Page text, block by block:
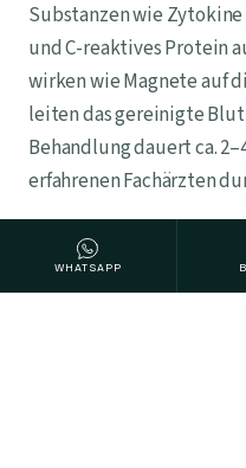
Substanzen wie
und C-reaktives Protein
wirken wie Magnete auf
leiten das gereinigte
Behandlung dauert ca.
erfahrenen Fachärzten
WHATSAPP